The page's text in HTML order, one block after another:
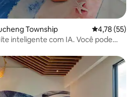
Township 4,78 de uma
4,78 (55)
inteligente com IA. Você pode
cortinas elétricas, bem como
voz e acordar na hora certa